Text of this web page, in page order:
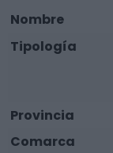
Nombre
Tipología
Provincia
Comarca